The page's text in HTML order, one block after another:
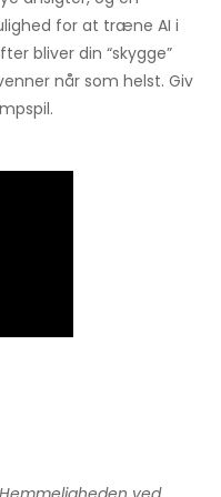
for at træne AI i
bliver din “skygge”
når som helst. Giv